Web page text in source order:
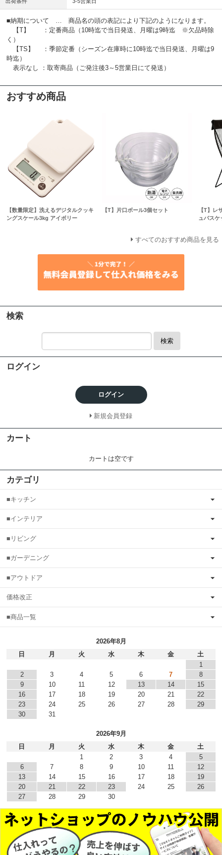
■納期について … 商品名の頭の表記により下記のようになります。
【T】 ：定番商品（10時迄で当日発送、月曜は9時迄 ※欠品時除
く）
【TS】 ：季節定番（シーズン在庫時に10時迄で当日発送、月曜は9
時迄）
表示なし ：取寄商品（ご発注後3～5営業日にて発送）
おすすめ商品
【数量限定】洗えるデジタルクッキ
ングスケール3kg アイボリー
【T】片口ボール3個セット
【T】レ
ュバス
すべてのおすすめ商品を見る
検索
検索
ログイン
ログイン
新規会員登録
カート
カートは空です
カテゴリ
■キッチン
■インテリア
■リビング
■ガーデニング
■アウトドア
価格改正
■商品一覧
2026年8月
日
月 火 水 木 金
土
1
2
3 4 5 6 7
8
9
10 11 12 13 14
15
16
17 18 19 20 21
22
23
24 25 26 27 28
29
30
31
2026年9月
日
月 火 水 木 金
土
1
2 3 4
5
6
7 8 9 10 11
12
13
14 15 16 17 18
19
20
21 22 23 24 25
26
27
28 29 30